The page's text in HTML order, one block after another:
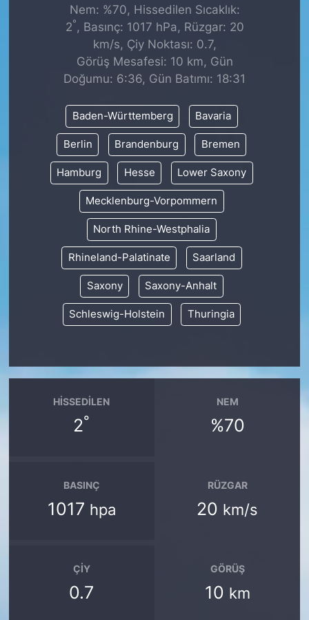
Nem: %70, Hissedilen Sıcaklık:
2° , Basınç: 1017 hPa, Rüzgar: 20
km/s, Çiy Noktası: 0.7,
Görüş Mesafesi: 10 km, Gün
Doğumu: 6:36, Gün Batımı: 18:31
Baden-Württemberg Bavaria
Berlin Brandenburg Bremen
Hamburg Hesse Lower Saxony
Mecklenburg-Vorpommern
North Rhine-Westphalia
Rhineland-Palatinate Saarland
Saxony Saxony-Anhalt
Schleswig-Holstein Thuringia
HISSEDILEN
2°
NEM
%70
BASINÇ
1017 hpa
RÜZGAR
20 km/s
ÇIY
0.7
GÖRÜŞ
10 km